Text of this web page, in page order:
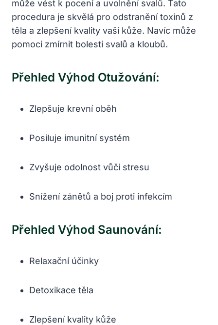
může vést k pocení a uvolnění svalů. Tato
procedura je skvělá pro odstranění toxinů z
těla a zlepšení kvality vaší kůže. Navíc může
pomoci zmírnit bolesti svalů a kloubů.
Přehled Výhod Otužování:
Zlepšuje krevní oběh
Posiluje imunitní systém
Zvyšuje odolnost vůči stresu
Snížení zánětů a boj proti infekcím
Přehled Výhod Saunování:
Relaxační účinky
Detoxikace těla
Zlepšení kvality kůže